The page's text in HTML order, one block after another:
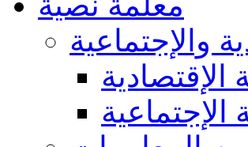
والإجتماعية
الإقتصادية
الإجتماعية